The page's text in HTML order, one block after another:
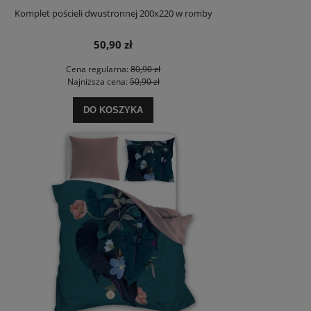
Komplet pościeli dwustronnej 200x220 w romby
50,90 zł
Cena regularna: 80,90 zł
Najniższa cena:50,90 zł
DO KOSZYKA